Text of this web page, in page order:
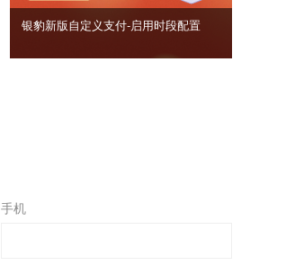
银豹新版自定义支付‑启用时段配置
手机